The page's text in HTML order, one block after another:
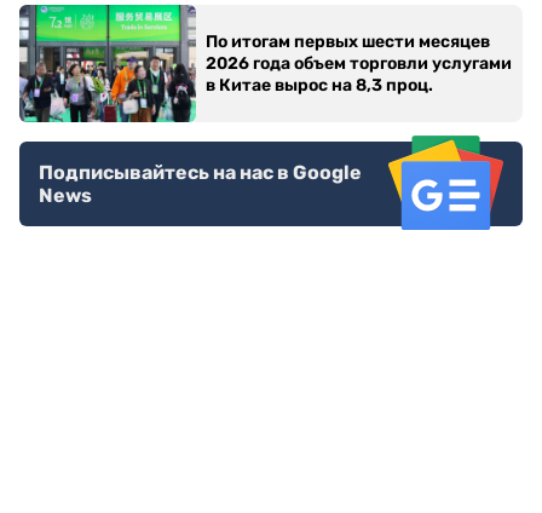
По итогам первых шести месяцев
2026 года объем торговли услугами
в Китае вырос на 8,3 проц.
Подписывайтесь на нас в Google
News